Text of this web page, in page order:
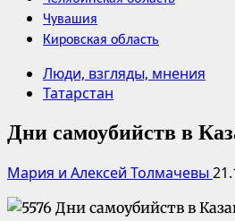
Чувашия
Кировская область
Люди, взгляды, мнения
Татарстан
Дни самоубийств в
Мария и Алексей Толмачевы